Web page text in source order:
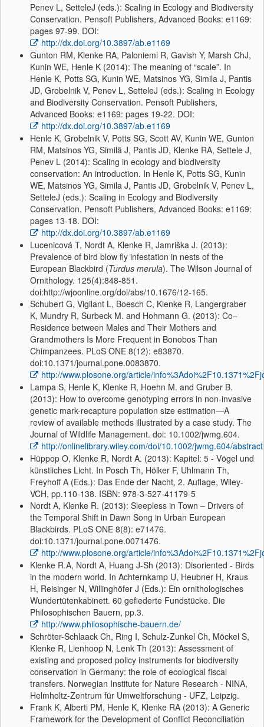
Penev L, SetteleJ (eds.): Scaling in Ecology and Biodiversity
Conservation. Pensoft Publishers, Advanced Books: e1169:
pages 97-99. DOI:
http://dx.doi.org/10.3897/ab.e1169
Gunton RM, Klenke RA, Paloniemi R, Gavish Y, Marsh ChJ,
Kunin WE, Henle K (2014): The meaning of “scale”. In
Henle K, Potts SG, Kunin WE, Matsinos YG, Simila J, Pantis
JD, Grobelnik V, Penev L, SetteleJ (eds.): Scaling in Ecology
and Biodiversity Conservation. Pensoft Publishers,
Advanced Books: e1169: pages 19-22. DOI:
http://dx.doi.org/10.3897/ab.e1169
Henle K, Grobelnik V, Potts SG, Scott AV, Kunin WE, Gunton
RM, Matsinos YG, Similä J, Pantis JD, Klenke RA, Settele J,
Penev L (2014): Scaling in ecology and biodiversity
conservation: An introduction. In Henle K, Potts SG, Kunin
WE, Matsinos YG, Simila J, Pantis JD, Grobelnik V, Penev L,
SetteleJ (eds.): Scaling in Ecology and Biodiversity
Conservation. Pensoft Publishers, Advanced Books: e1169:
pages 13-18. DOI:
http://dx.doi.org/10.3897/ab.e1169
Lucenicová T, Nordt A, Klenke R, Jamriška J. (2013):
Prevalence of bird blow fly infestation in nests of the
European Blackbird (Turdus merula). The Wilson Journal of
Ornithology. 125(4):848-851.
doi:http://wjoonline.org/doi/abs/10.1676/12-165.
Schubert G, Vigilant L, Boesch C, Klenke R, Langergraber
K, Mundry R, Surbeck M. and Hohmann G. (2013): Co–
Residence between Males and Their Mothers and
Grandmothers Is More Frequent in Bonobos Than
Chimpanzees. PLoS ONE 8(12): e83870.
doi:10.1371/journal.pone.0083870.
http://www.plosone.org/article/
Lampa S, Henle K, Klenke R, Hoehn M. and Gruber B.
(2013): How to overcome genotyping errors in non-invasive
genetic mark-recapture population size estimation—A
review of available methods illustrated by a case study. The
Journal of Wildlife Management. doi: 10.1002/jwmg.604.
http://onlinelibrary.wiley.com/doi/10.1002/jwmg.604/abstract
Hüppop O, Klenke R, Nordt A. (2013): Kapitel: 5 - Vögel und
künstliches Licht. In Posch Th, Hölker F, Uhlmann Th,
Freyhoff A (Eds.): Das Ende der Nacht, 2. Auflage, Wiley-
VCH, pp.110-138. ISBN: 978-3-527-41179-5
Nordt A, Klenke R. (2013): Sleepless in Town – Drivers of
the Temporal Shift in Dawn Song in Urban European
Blackbirds. PLoS ONE 8(8): e71476.
doi:10.1371/journal.pone.0071476.
http://www.plosone.org/article/
Klenke R.A, Nordt A, Huang J-Sh (2013): Disoriented - Birds
in the modern world. In Achternkamp U, Heubner H, Kraus
H, Reisinger N, Willinghöfer J (Eds.): Ein ornithologisches
Wundertütenkabinett. 60 gefiederte Fundstücke. Die
Philosophischen Bauern, pp.3.
http://www.philosophische-bauern.de/
Schröter-Schlaack Ch, Ring I, Schulz-Zunkel Ch, Möckel S,
Klenke R, Lienhoop N, Lenk Th (2013): Assessment of
existing and proposed policy instruments for biodiversity
conservation in Germany: the role of ecological fiscal
transfers. Norwegian Institute for Nature Research - NINA,
Helmholtz-Zentrum für Umweltforschung - UFZ, Leipzig.
Frank K, Alberti PM, Henle K, Klenke RA (2013): A Generic
Framework for the Development of Conflict Reconciliation